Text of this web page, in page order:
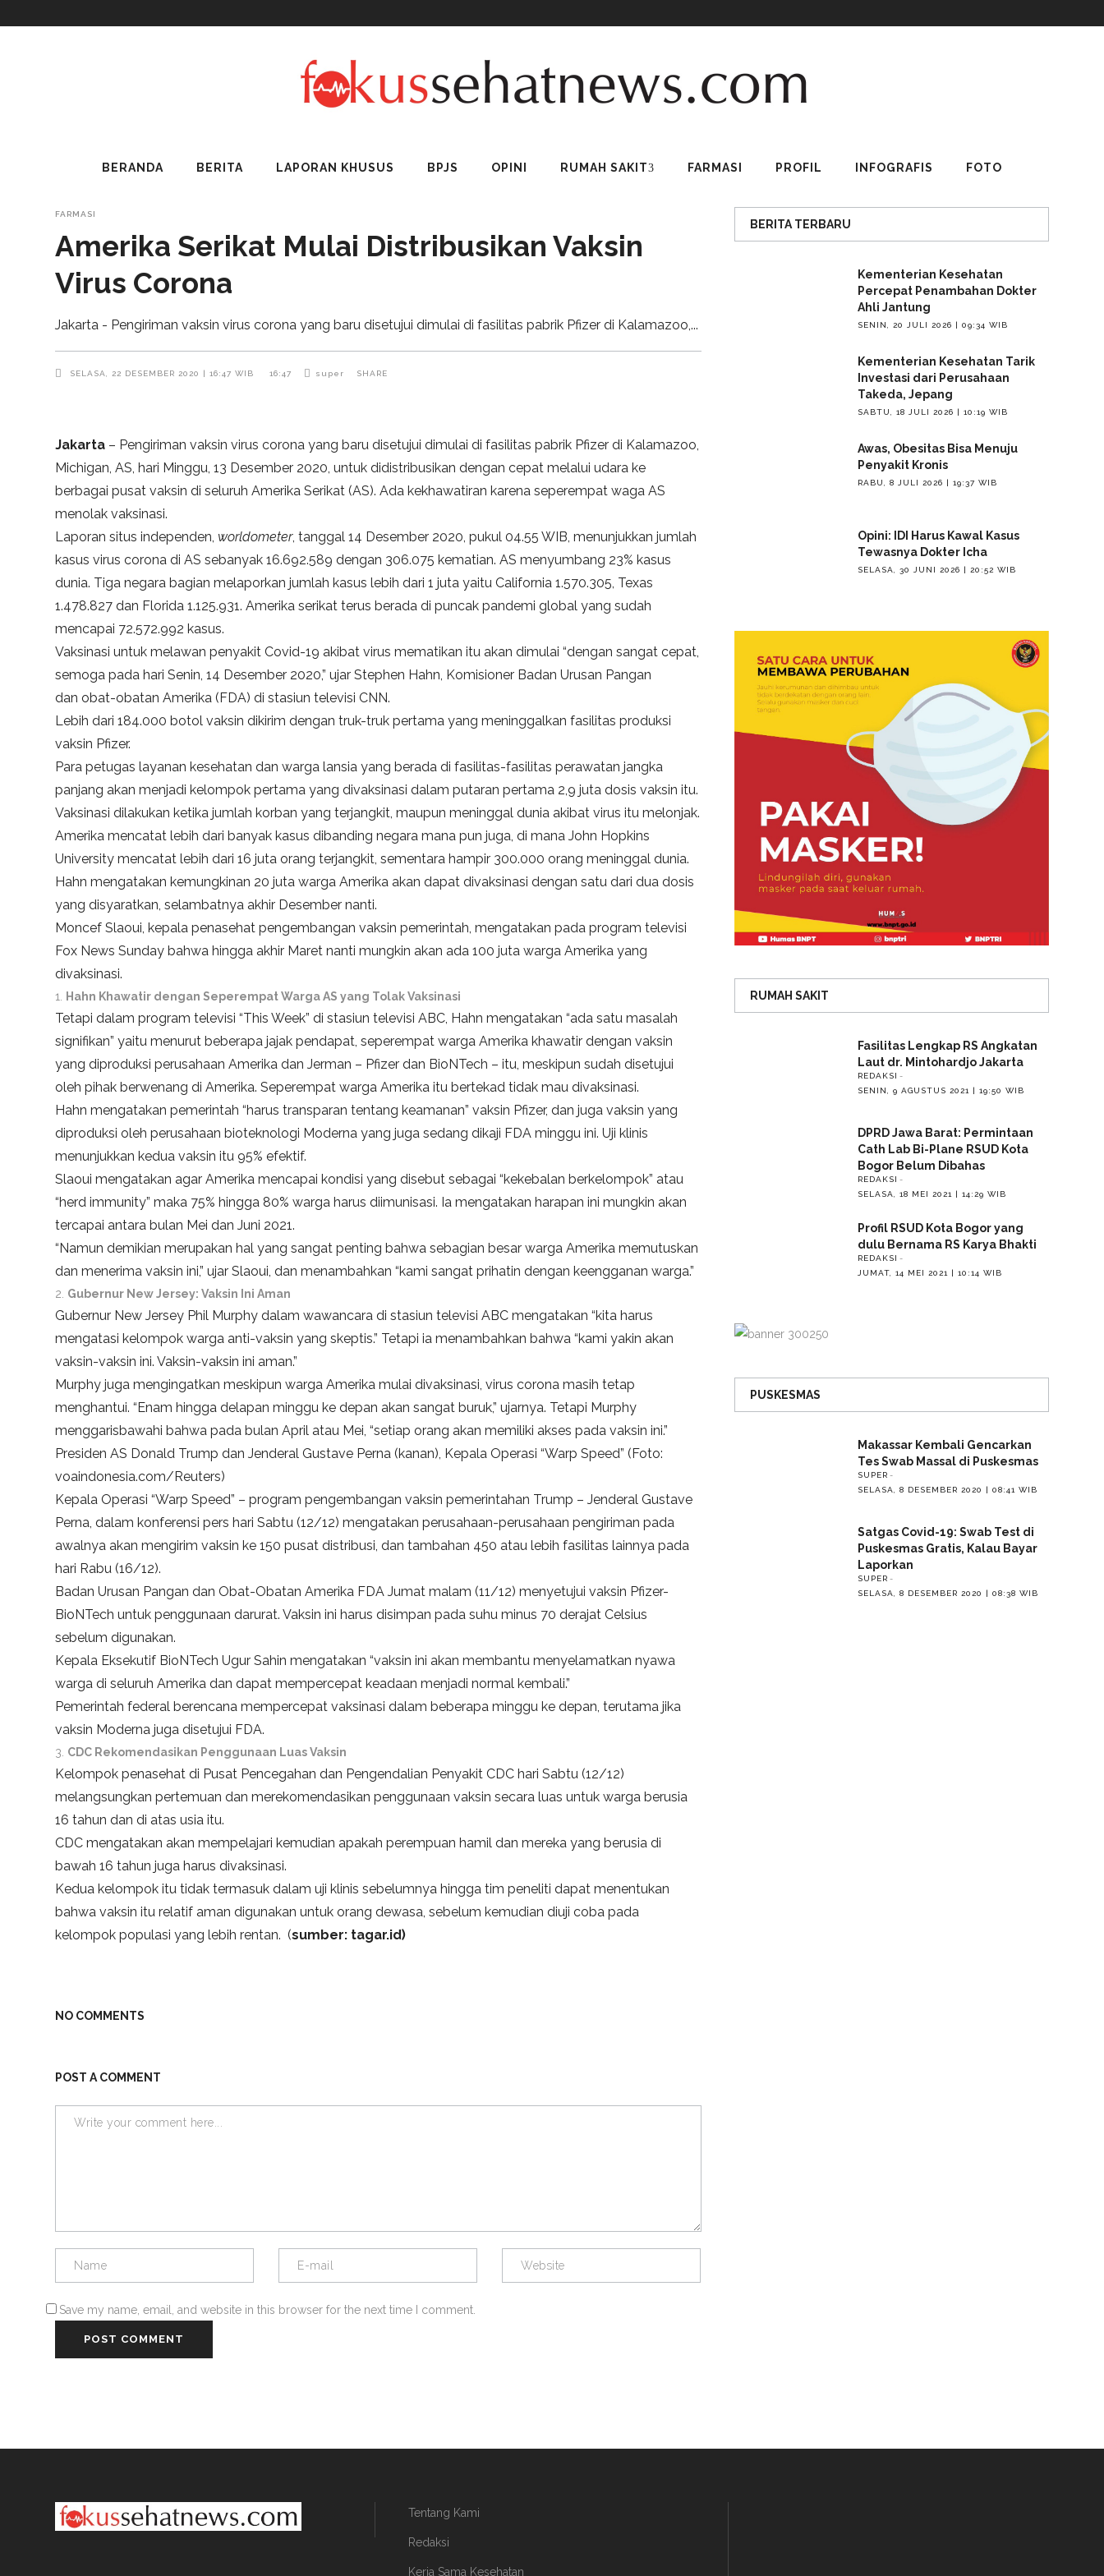
BERANDA BERITA LAPORAN KHUSUS BPJS OPINI RUMAH SAKIT FARMASI PROFIL INFOGRAFIS FOTO
FARMASI
Amerika Serikat Mulai Distribusikan Vaksin
Virus Corona
Jakarta - Pengiriman vaksin virus corona yang baru disetujui dimulai di fasilitas pabrik Pfizer di Kalamazoo,
SELASA, 22 DESEMBER 2020 | 16:47 WIB 16:47 super SHARE
Jakarta – Pengiriman vaksin virus corona yang baru disetujui dimulai di fasilitas pabrik Pfizer di Kalamazoo,
Michigan, AS, hari Minggu, 13 Desember 2020, untuk didistribusikan dengan cepat melalui udara ke
berbagai pusat vaksin di seluruh Amerika Serikat (AS). Ada kekhawatiran karena seperempat waga AS
menolak vaksinasi.
Laporan situs independen, worldometer, tanggal 14 Desember 2020, pukul 04.55 WIB, menunjukkan jumlah
kasus virus corona di AS sebanyak 16.692.589 dengan 306.075 kematian. AS menyumbang 23% kasus
dunia. Tiga negara bagian melaporkan jumlah kasus lebih dari 1 juta yaitu California 1.570.305, Texas
1.478.827 dan Florida 1.125.931. Amerika serikat terus berada di puncak pandemi global yang sudah
mencapai 72.572.992 kasus.
Vaksinasi untuk melawan penyakit Covid-19 akibat virus mematikan itu akan dimulai “dengan sangat cepat,
semoga pada hari Senin, 14 Desember 2020,” ujar Stephen Hahn, Komisioner Badan Urusan Pangan
dan obat-obatan Amerika (FDA) di stasiun televisi CNN.
Lebih dari 184.000 botol vaksin dikirim dengan truk-truk pertama yang meninggalkan fasilitas produksi
vaksin Pfizer.
Para petugas layanan kesehatan dan warga lansia yang berada di fasilitas-fasilitas perawatan jangka
panjang akan menjadi kelompok pertama yang divaksinasi dalam putaran pertama 2,9 juta dosis vaksin itu.
Vaksinasi dilakukan ketika jumlah korban yang terjangkit, maupun meninggal dunia akibat virus itu melonjak.
Amerika mencatat lebih dari banyak kasus dibanding negara mana pun juga, di mana John Hopkins
University mencatat lebih dari 16 juta orang terjangkit, sementara hampir 300.000 orang meninggal dunia.
Hahn mengatakan kemungkinan 20 juta warga Amerika akan dapat divaksinasi dengan satu dari dua dosis
yang disyaratkan, selambatnya akhir Desember nanti.
Moncef Slaoui, kepala penasehat pengembangan vaksin pemerintah, mengatakan pada program televisi
Fox News Sunday bahwa hingga akhir Maret nanti mungkin akan ada 100 juta warga Amerika yang
divaksinasi.
Hahn Khawatir dengan Seperempat Warga AS yang Tolak Vaksinasi
Tetapi dalam program televisi “This Week” di stasiun televisi ABC, Hahn mengatakan “ada satu masalah
signifikan” yaitu menurut beberapa jajak pendapat, seperempat warga Amerika khawatir dengan vaksin
yang diproduksi perusahaan Amerika dan Jerman – Pfizer dan BioNTech – itu, meskipun sudah disetujui
oleh pihak berwenang di Amerika. Seperempat warga Amerika itu bertekad tidak mau divaksinasi.
Hahn mengatakan pemerintah “harus transparan tentang keamanan” vaksin Pfizer, dan juga vaksin yang
diproduksi oleh perusahaan bioteknologi Moderna yang juga sedang dikaji FDA minggu ini. Uji klinis
menunjukkan kedua vaksin itu 95% efektif.
Slaoui mengatakan agar Amerika mencapai kondisi yang disebut sebagai “kekebalan berkelompok” atau
“herd immunity” maka 75% hingga 80% warga harus diimunisasi. Ia mengatakan harapan ini mungkin akan
tercapai antara bulan Mei dan Juni 2021.
“Namun demikian merupakan hal yang sangat penting bahwa sebagian besar warga Amerika memutuskan
dan menerima vaksin ini,” ujar Slaoui, dan menambahkan “kami sangat prihatin dengan keengganan warga.”
Gubernur New Jersey: Vaksin Ini Aman
Gubernur New Jersey Phil Murphy dalam wawancara di stasiun televisi ABC mengatakan “kita harus
mengatasi kelompok warga anti-vaksin yang skeptis.” Tetapi ia menambahkan bahwa “kami yakin akan
vaksin-vaksin ini. Vaksin-vaksin ini aman.”
Murphy juga mengingatkan meskipun warga Amerika mulai divaksinasi, virus corona masih tetap
menghantui. “Enam hingga delapan minggu ke depan akan sangat buruk,” ujarnya. Tetapi Murphy
menggarisbawahi bahwa pada bulan April atau Mei, “setiap orang akan memiliki akses pada vaksin ini.”
Presiden AS Donald Trump dan Jenderal Gustave Perna (kanan), Kepala Operasi “Warp Speed” (Foto:
voaindonesia.com/Reuters)
Kepala Operasi “Warp Speed” – program pengembangan vaksin pemerintahan Trump – Jenderal Gustave
Perna, dalam konferensi pers hari Sabtu (12/12) mengatakan perusahaan-perusahaan pengiriman pada
awalnya akan mengirim vaksin ke 150 pusat distribusi, dan tambahan 450 atau lebih fasilitas lainnya pada
hari Rabu (16/12).
Badan Urusan Pangan dan Obat-Obatan Amerika FDA Jumat malam (11/12) menyetujui vaksin Pfizer-
BioNTech untuk penggunaan darurat. Vaksin ini harus disimpan pada suhu minus 70 derajat Celsius
sebelum digunakan.
Kepala Eksekutif BioNTech Ugur Sahin mengatakan “vaksin ini akan membantu menyelamatkan nyawa
warga di seluruh Amerika dan dapat mempercepat keadaan menjadi normal kembali.”
Pemerintah federal berencana mempercepat vaksinasi dalam beberapa minggu ke depan, terutama jika
vaksin Moderna juga disetujui FDA.
CDC Rekomendasikan Penggunaan Luas Vaksin
Kelompok penasehat di Pusat Pencegahan dan Pengendalian Penyakit CDC hari Sabtu (12/12)
melangsungkan pertemuan dan merekomendasikan penggunaan vaksin secara luas untuk warga berusia
16 tahun dan di atas usia itu.
CDC mengatakan akan mempelajari kemudian apakah perempuan hamil dan mereka yang berusia di
bawah 16 tahun juga harus divaksinasi.
Kedua kelompok itu tidak termasuk dalam uji klinis sebelumnya hingga tim peneliti dapat menentukan
bahwa vaksin itu relatif aman digunakan untuk orang dewasa, sebelum kemudian diuji coba pada
kelompok populasi yang lebih rentan. (sumber: tagar.id)
NO COMMENTS
POST A COMMENT
Save my name, email, and website in this browser for the next time I comment.
BERITA TERBARU
Kementerian Kesehatan
Percepat Penambahan Dokter
Ahli Jantung
SENIN, 20 JULI 2026 | 09:34 WIB
Kementerian Kesehatan Tarik
Investasi dari Perusahaan
Takeda, Jepang
SABTU, 18 JULI 2026 | 10:19 WIB
Awas, Obesitas Bisa Menuju
Penyakit Kronis
RABU, 8 JULI 2026 | 19:37 WIB
Opini: IDI Harus Kawal Kasus
Tewasnya Dokter Icha
SELASA, 30 JUNI 2026 | 20:52 WIB
RUMAH SAKIT
Fasilitas Lengkap RS Angkatan
Laut dr. Mintohardjo Jakarta
REDAKSI
SENIN, 9 AGUSTUS 2021 | 19:50 WIB
DPRD Jawa Barat: Permintaan
Cath Lab Bi-Plane RSUD Kota
Bogor Belum Dibahas
REDAKSI
SELASA, 18 MEI 2021 | 14:29 WIB
Profil RSUD Kota Bogor yang
dulu Bernama RS Karya Bhakti
REDAKSI
JUMAT, 14 MEI 2021 | 10:14 WIB
PUSKESMAS
Makassar Kembali Gencarkan
Tes Swab Massal di Puskesmas
SUPER
SELASA, 8 DESEMBER 2020 | 08:41 WIB
Satgas Covid-19: Swab Test di
Puskesmas Gratis, Kalau Bayar
Laporkan
SUPER
SELASA, 8 DESEMBER 2020 | 08:38 WIB
Tentang Kami
Redaksi
Kerja Sama Kesehatan